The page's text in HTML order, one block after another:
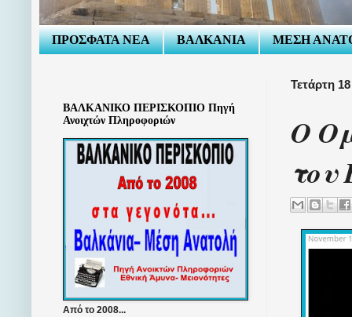
ΠΡΟΣΦΑΤΑ ΝΕΑ ΒΑΛΚΑΝΙΑ ΜΕΣΗ
Τετάρτη
Ο
του
ΒΑΛΚΑΝΙΚΟ ΠΕΡΙΣΚΟΠΙΟ Πηγή
Ανοιχτών Πληροφοριών
Από το 2008...